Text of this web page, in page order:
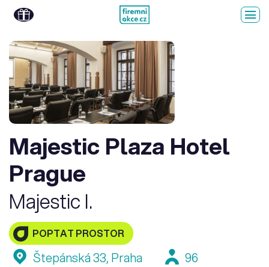
Majestic Plaza Hotel
Prague
Majestic I.
POPTAT PROSTOR
Štepánská 33, Praha 96